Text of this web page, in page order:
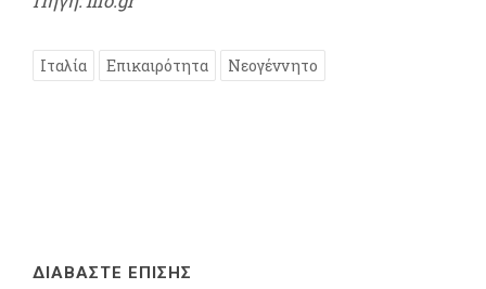
Ιταλία Επικαιρότητα Νεογέννητο
ΔΙΑΒΑΣΤΕ ΕΠΙΣΗΣ